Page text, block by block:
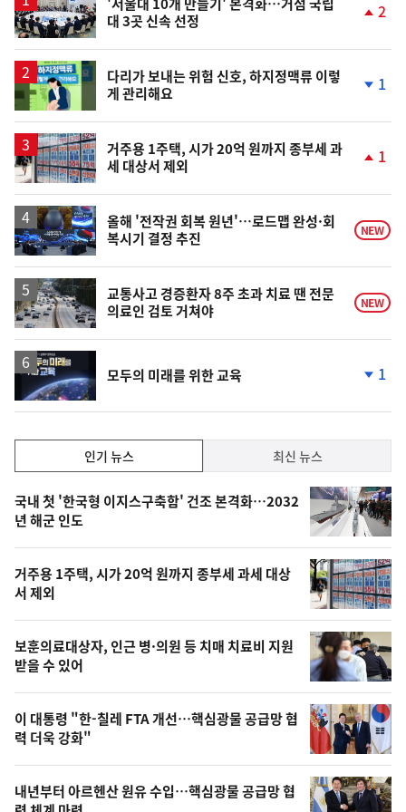
대 3곳 신속 선정
상
2
다리가 보내는 위험 신호, 하지정맥류 이렇
게 관리해요
하
1
거주용 1주택, 시가 20억 원까지 종부세 과
세 대상서 제외
상
승
1
올해 '전작권 회복 원년'…로드맵 완성·회
복시기 결정 추진
NEW
교통사고 경증환자 8주 초과 치료 땐 전문
의료인 검토 거쳐야
NEW
모두의 미래를 위한 교육
하
락
1
기,
최
신,
오
늘
의
영
상
오
늘
의
인기 뉴스 최신 뉴스
기
뉴
스
국내 첫 '한국형 이지스구축함' 건조 본격화…2032
년 해군 인도
거주용 1주택, 시가 20억 원까지 종부세 과세 대상
서 제외
보훈의료대상자, 인근 병·의원 등 치매 치료비 지원
받을 수 있어
이 대통령 "한-칠레 FTA 개선…핵심광물 공급망 협
력 더욱 강화"
내년부터 아르헨산 원유 수입…핵심광물 공급망 협